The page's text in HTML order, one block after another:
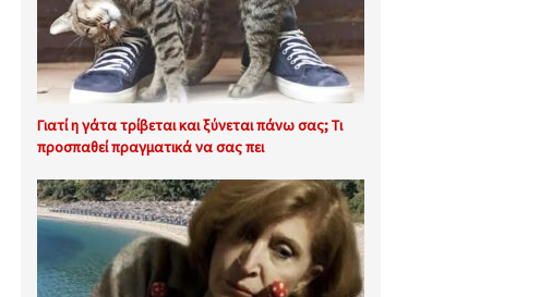
Γιατί η γάτα τρίβεται και ξύνεται πάνω σας; Τι
προσπαθεί πραγματικά να σας πει